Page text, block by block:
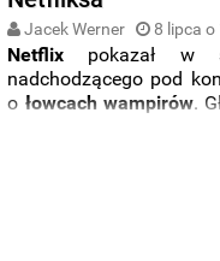
Jacek Werner 8 lipca o
Netflix pokazał w
nadchodzącego pod
o łowcach wampirów.